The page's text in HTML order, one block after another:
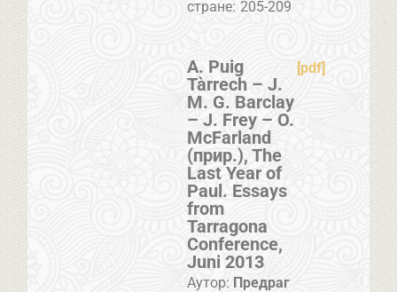
стране: 205-209
A. Puig
Tàrrech – J.
M. G. Barclay
– J. Frey – O.
McFarland
(прир.), The
Last Year of
Paul. Essays
from
Tarragona
Conference,
Juni 2013
[pdf]
Аутор: Предраг